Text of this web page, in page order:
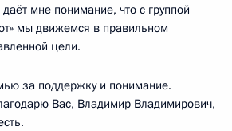
мне понимание, что с группой
мы движемся в правильном
цели.
за поддержку и понимание.
Вас, Владимир Владимирович,